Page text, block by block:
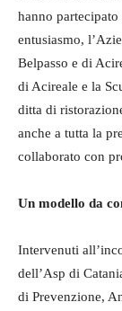
hanno
entusiasmo,
Belpasso e di
di Acireale e la
ditta di
anche a tutta la
collaborato con
Un modello da
Intervenuti
dell’Asp di
di Prevenzione,